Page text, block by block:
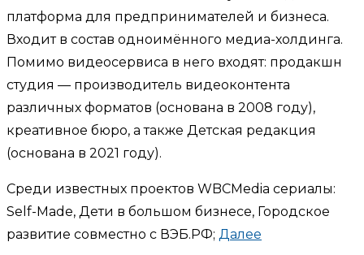
платформа для предпринимателей и бизнеса.
Входит в состав одноимённого медиа-холдинга.
Помимо видеосервиса в него входят: продакшн
студия — производитель видеоконтента
различных форматов (основана в 2008 году),
креативное бюро, а также Детская редакция
(основана в 2021 году).
Среди известных проектов WBCMedia сериалы:
Self-Made, Дети в большом бизнесе, Городское
развитие совместно с ВЭБ.РФ; Далее